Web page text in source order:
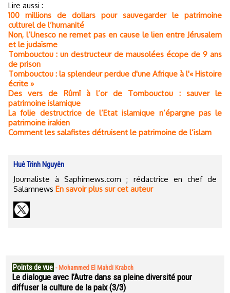
Lire aussi :
100 millions de dollars pour sauvegarder le patrimoine
culturel de l’humanité
Non, l’Unesco ne remet pas en cause le lien entre Jérusalem
et le judaïsme
Tombouctou : un destructeur de mausolées écope de 9 ans
de prison
Tombouctou : la splendeur perdue d'une Afrique à l'« Histoire
écrite »
Des vers de Rûmî à l’or de Tombouctou : sauver le
patrimoine islamique
La folie destructrice de l’Etat islamique n’épargne pas le
patrimoine irakien
Comment les salafistes détruisent le patrimoine de l’islam
Huê Trinh Nguyên
Journaliste à Saphirnews.com ; rédactrice en chef de
Salamnews En savoir plus sur cet auteur
Points de vue - Mohammed El Mahdi Krabch
Le dialogue avec l’Autre dans sa pleine diversité pour
diffuser la culture de la paix (3/3)